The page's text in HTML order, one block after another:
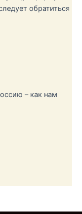
обратиться
– как нам